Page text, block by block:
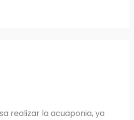
realizar la acuaponia, ya